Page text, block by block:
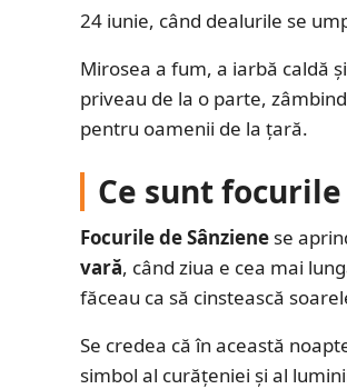
24 iunie, când dealurile se
Mirosea a fum, a iarbă caldă
priveau de la o parte,
pentru oamenii de la țară.
Ce sunt
Focurile de Sânzienese
vară, când ziua e cea mai
făceau ca să cinstească
Se credea că în această
simbol al curățeniei și al